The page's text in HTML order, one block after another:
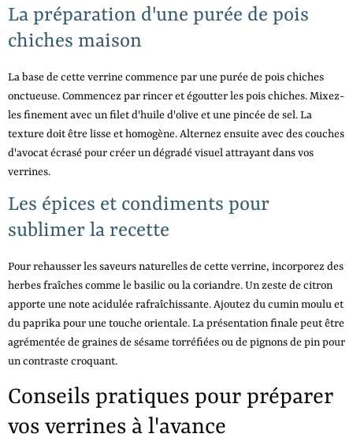
La préparation d'une purée de pois
chiches maison
La base de cette verrine commence par une purée de pois chiches
onctueuse. Commencez par rincer et égoutter les pois chiches. Mixez-
les finement avec un filet d'huile d'olive et une pincée de sel. La
texture doit être lisse et homogène. Alternez ensuite avec des couches
d'avocat écrasé pour créer un dégradé visuel attrayant dans vos
verrines.
Les épices et condiments pour
sublimer la recette
Pour rehausser les saveurs naturelles de cette verrine, incorporez des
herbes fraîches comme le basilic ou la coriandre. Un zeste de citron
apporte une note acidulée rafraîchissante. Ajoutez du cumin moulu et
du paprika pour une touche orientale. La présentation finale peut être
agrémentée de graines de sésame torréfiées ou de pignons de pin pour
un contraste croquant.
Conseils pratiques pour préparer
vos verrines à l'avance